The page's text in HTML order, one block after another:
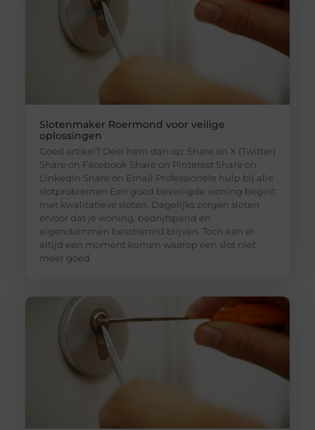
Slotenmaker Roermond voor veilige
oplossingen
Goed artikel? Deel hem dan op: Share on X (Twitter)
Share on Facebook Share on Pinterest Share on
LinkedIn Share on Email Professionele hulp bij alle
slotproblemen Een goed beveiligde woning begint
met kwalitatieve sloten. Dagelijks zorgen sloten
ervoor dat je woning, bedrijfspand en
eigendommen beschermd blijven. Toch kan er
altijd een moment komen waarop een slot niet
meer goed